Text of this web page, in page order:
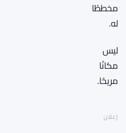
مخططًا
له.
ليس
مكانًا
مريحًا.
إعلان